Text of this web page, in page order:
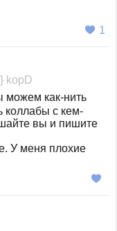
1
kopD
можем как-нить
коллабы с кем-
вы и пишите
У меня плохие
выходят.